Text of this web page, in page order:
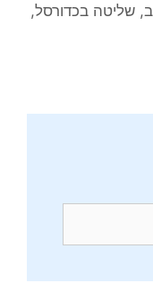
, שליטה בכדורסל,